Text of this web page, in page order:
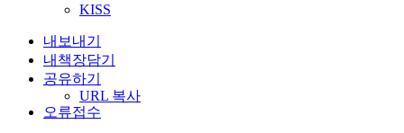
KISS
내보내기
내책장담기
공유하기
URL 복사
오류접수